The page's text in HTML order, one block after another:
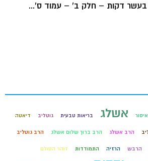
בעשר דקות – חלק ב' – עמוד ס'...
איסור אשלג בריאות טבעית גוטליב דיאטה
הרב אשלג הרב ברוך שלום אשלג הרב גוטליב
הרבש הרזיה התמודדות זוהר הסולם